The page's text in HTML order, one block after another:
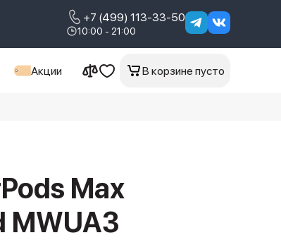
+7 (499) 113-33-50
10:00 - 21:00
Акции В корзине пусто
Max
MWUA3